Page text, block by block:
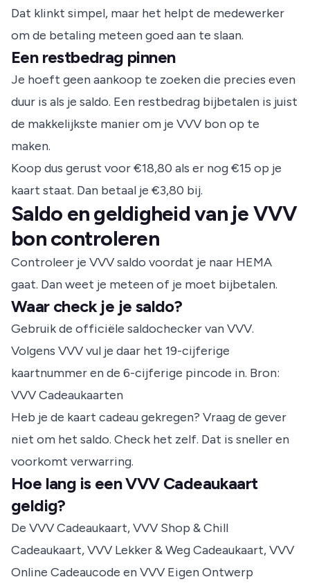
Dat klinkt simpel, maar het helpt de medewerker
om de betaling meteen goed aan te slaan.
Een restbedrag pinnen
Je hoeft geen aankoop te zoeken die precies even
duur is als je saldo. Een restbedrag bijbetalen is juist
de makkelijkste manier om je VVV bon op te
maken.
Koop dus gerust voor €18,80 als er nog €15 op je
kaart staat. Dan betaal je €3,80 bij.
Saldo en geldigheid van je VVV
bon controleren
Controleer je VVV saldo voordat je naar HEMA
gaat. Dan weet je meteen of je moet bijbetalen.
Waar check je je saldo?
Gebruik de officiële saldochecker van VVV.
Volgens VVV vul je daar het 19-cijferige
kaartnummer en de 6-cijferige pincode in. Bron:
VVV Cadeaukaarten
Heb je de kaart cadeau gekregen? Vraag de gever
niet om het saldo. Check het zelf. Dat is sneller en
voorkomt verwarring.
Hoe lang is een VVV Cadeaukaart
geldig?
De VVV Cadeaukaart, VVV Shop & Chill
Cadeaukaart, VVV Lekker & Weg Cadeaukaart, VVV
Online Cadeaucode en VVV Eigen Ontwerp